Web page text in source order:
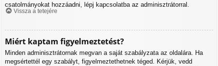
csatolmányokat hozzáadni, lépj kapcsolatba az adminisztrátorral.
Vissza a tetejére
Miért kaptam figyelmeztetést?
Minden adminisztrátornak megvan a saját szabályzata az oldalára. Ha
megsértettél egy szabályt, figyelmeztethetnek téged. Kérjük, vedd